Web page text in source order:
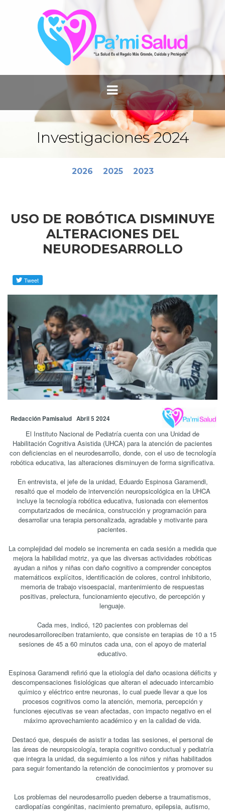
Investigaciones 2024
2026 2025 2023
USO DE ROBÓTICA DISMINUYE
ALTERACIONES DEL
NEURODESARROLLO
Redacción Pamisalud Abril 5 2024
El Instituto Nacional de Pediatría cuenta con una Unidad de
Habilitación Cognitiva Asistida (UHCA) para la atención de pacientes
con deficiencias en el neurodesarrollo, donde, con el uso de tecnología
robótica educativa, las alteraciones disminuyen de forma significativa.
En entrevista, el jefe de la unidad, Eduardo Espinosa Garamendi,
resaltó que el modelo de intervención neuropsicológica en la UHCA
incluye la tecnología robótica educativa, fusionada con elementos
computarizados de mecánica, construcción y programación para
desarrollar una terapia personalizada, agradable y motivante para
pacientes.
La complejidad del modelo se incrementa en cada sesión a medida que
mejora la habilidad motriz, ya que las diversas actividades robóticas
ayudan a niños y niñas con daño cognitivo a comprender conceptos
matemáticos explícitos, identificación de colores, control inhibitorio,
memoria de trabajo visoespacial, mantenimiento de respuestas
positivas, prelectura, funcionamiento ejecutivo, de percepción y
lenguaje.
Cada mes, indicó, 120 pacientes con problemas del
neurodesarrolloreciben tratamiento, que consiste en terapias de 10 a 15
sesiones de 45 a 60 minutos cada una, con el apoyo de material
educativo.
Espinosa Garamendi refirió que la etiología del daño ocasiona déficits y
descompensaciones fisiológicas que alteran el adecuado intercambio
químico y eléctrico entre neuronas, lo cual puede llevar a que los
procesos cognitivos como la atención, memoria, percepción y
funciones ejecutivas se vean afectadas, con impacto negativo en el
máximo aprovechamiento académico y en la calidad de vida.
Destacó que, después de asistir a todas las sesiones, el personal de
las áreas de neuropsicología, terapia cognitivo conductual y pediatría
que integra la unidad, da seguimiento a los niños y niñas habilitados
para seguir fomentando la retención de conocimientos y promover su
creatividad.
Los problemas del neurodesarrollo pueden deberse a traumatismos,
cardiopatías congénitas, nacimiento prematuro, epilepsia, autismo,